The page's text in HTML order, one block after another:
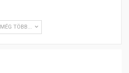
MÉG TÖBB...